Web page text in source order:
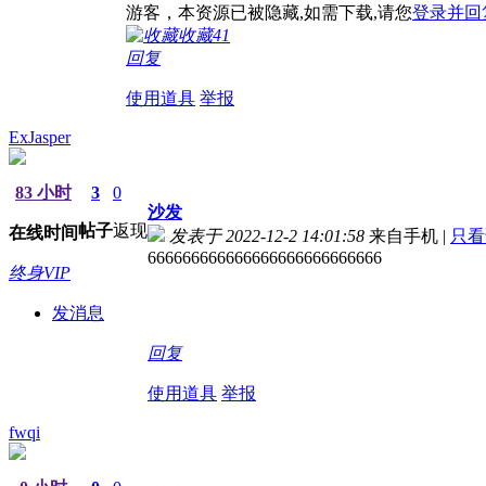
游客，本资源已被隐藏,如需下载,请您登录并回
收藏41
回复
使用道具 举报
ExJasper
83 小时
在线时间
3
帖子
0
返现
终身VIP
发消息
沙发
发表于 2022-12-2 14:01:58 来自手机 | 只
666666666666666666666666666
回复
使用道具 举报
fwqi